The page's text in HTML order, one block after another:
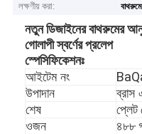
লক্ষণীয় করা:
নতুন ডিজাইনের বাথরুমের
গোলাপী স্বর্ণের প্রলেপ
স্পেসিফিকেশনঃ
আইটেম নং
উপাদান
ব্রাস
শেষ
প্লেট
ওজন
৪৮৮